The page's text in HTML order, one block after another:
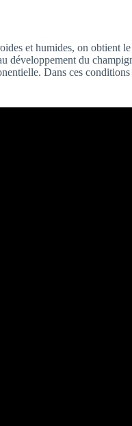
et humides, on obtient
développement du
Dans ces